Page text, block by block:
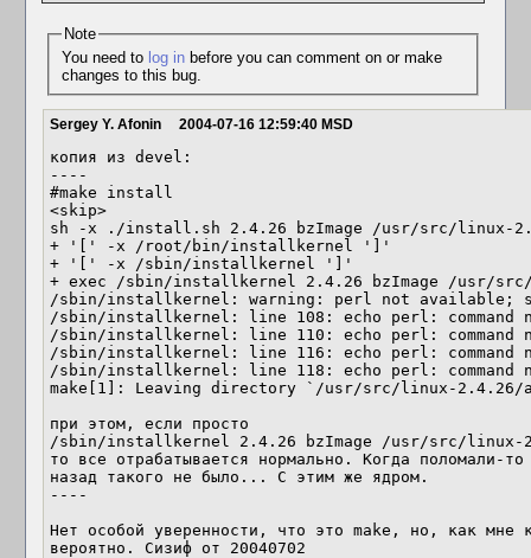
Note
You need to log inbefore you can comment on or make
changes to this bug.
Sergey Y. Afonin 2004-07-16 12:59:40 MSD
копия из devel:
----
#make install
<skip>
sh -x ./install.sh 2.4.26 bzImage /usr/src/linux-
+ '[' -x /root/bin/installkernel ']'
+ '[' -x /sbin/installkernel ']'
+ exec /sbin/installkernel 2.4.26 bzImage /usr/
/sbin/installkernel: warning: perl not available;
/sbin/installkernel: line 108: echo perl: command
/sbin/installkernel: line 110: echo perl: command
/sbin/installkernel: line 116: echo perl: command
/sbin/installkernel: line 118: echo perl: command
make[1]: Leaving directory `/usr/src/linux-
при этом, если просто
/sbin/installkernel 2.4.26 bzImage /usr/src/linux-
то все отрабатывается нормально. Когда поломали-
назад такого не было... С этим же ядром.
----
Нет особой уверенности, что это make, но, как мне
вероятно. Сизиф от 20040702